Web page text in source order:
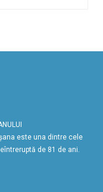
este una dintre cele
de 81 de ani.